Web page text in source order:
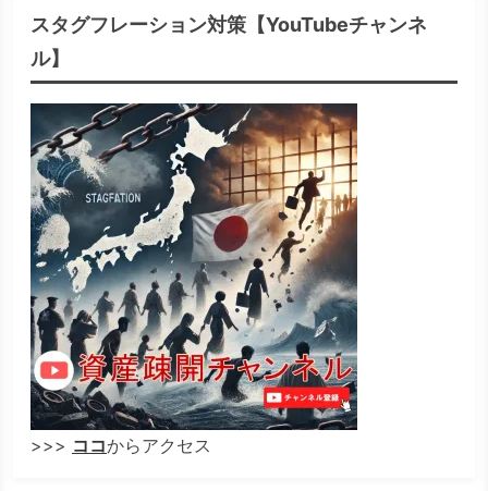
スタグフレーション対策【YouTubeチャンネ
ル】
>>> ココからアクセス